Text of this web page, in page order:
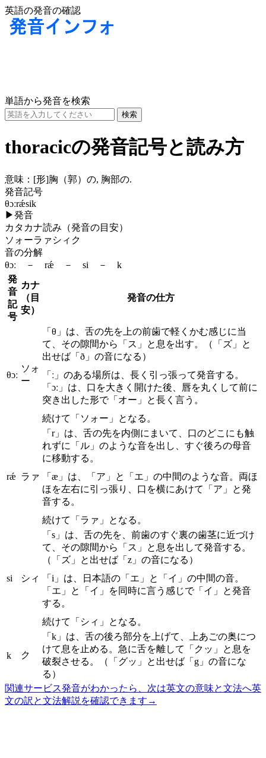
英語の発音の確認
単語から発音を検索
thoracicの発音記号と読み方
意味： [形]胸（郭）の, 胸部の.
発音記号
θɔːrǽsik
▶発音
カタカナ読み（発音の目安）
ソォーラァシィク
音の分解
θɔː － rǽ － si － k
発
音
記
号
カナ
（目
安）
発音の仕方
θɔː
ソォ
ー
「θ」は、舌の先を上の前歯で軽くかむ感じに当
て、その隙間から「ス」と息を出す。（「ズ」と
出せば「ð」の音になる）
「ː」のある場所は、長く引っ張って発音する。
「ɔː」は、口を大きく開けた後、唇を丸くして前に
突き出した形で「オー」と長く言う。
続けて「ソォー」となる。
rǽ ラァ
「r」は、舌の先を内側にまいて、口のどこにも触
れずに「ル」のような音を出し、すぐ後ろの母音
に移動する。
「æ」は、「ア」と「エ」の中間のような音。両ほ
ほを左右に引っ張り、口を横にあけて「ア」と発
音する。
続けて「ラァ」となる。
si シィ
「s」は、舌の先を、前歯のすぐ裏の歯茎に近づけ
て、その隙間から「ス」と息を出して発音する。
（「ズ」と出せば「z」の音になる）
「i」は、日本語の「エ」と「イ」の中間の音。
「エ」と「イ」を同時に言う感じで「イ」と発音
する。
続けて「シィ」となる。
k ク
「k」は、舌の後ろ部分を上げて、上あごの奥につ
けて息を止める。急に舌を離して「クッ」と息を
破裂させる。（「グッ」と出せば「g」の音にな
る）
関連サービス発音がわかったら、次は英文の意味と文法へ英
文の訳と文法解説を確認できます →